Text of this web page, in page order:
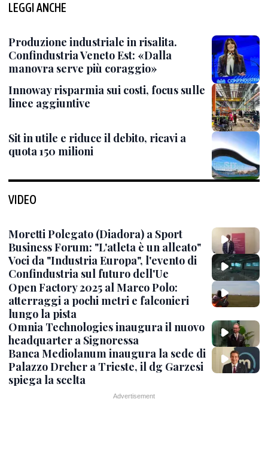
LEGGI ANCHE
Produzione industriale in risalita.
Confindustria Veneto Est: «Dalla
manovra serve più coraggio»
Innoway risparmia sui costi, focus sulle
linee aggiuntive
Sit in utile e riduce il debito, ricavi a
quota 150 milioni
VIDEO
Moretti Polegato (Diadora) a Sport
Business Forum: "L'atleta è un alleato"
Voci da "Industria Europa", l'evento di
Confindustria sul futuro dell'Ue
Open Factory 2025 al Marco Polo:
atterraggi a pochi metri e falconieri
lungo la pista
Omnia Technologies inaugura il nuovo
headquarter a Signoressa
Banca Mediolanum inaugura la sede di
Palazzo Dreher a Trieste, il dg Garzesi
spiega la scelta